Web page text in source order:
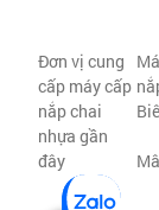
Đơn vị cung
cấp máy cấp
nắp chai
nhựa gần
đây